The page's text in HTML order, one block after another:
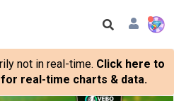
not in real-time. Click here to
real-time charts & data.